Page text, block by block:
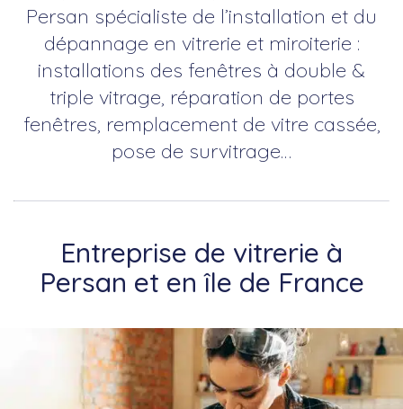
Persan spécialiste de l’installation et du
dépannage en vitrerie et miroiterie :
installations des fenêtres à double &
triple vitrage, réparation de portes
fenêtres, remplacement de vitre cassée,
pose de survitrage…
Entreprise de vitrerie à
Persan et en île de France